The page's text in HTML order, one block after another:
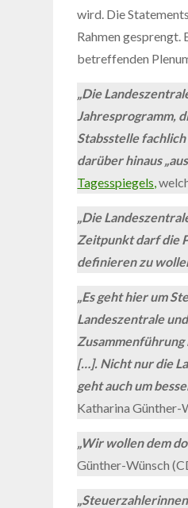
wird. Die
Rahmen gesprengt.
betreffenden
„Die
Jahresprogramm,
Stabsstelle
darüber hinaus
Tagesspiegels,
„Die
Zeitpunkt darf die
definieren zu
„Es geht hier um
Landeszentrale
[…]. Nicht nur die
geht auch um
Katharina Günther-
„Wir wollen dem
Günther-Wünsch